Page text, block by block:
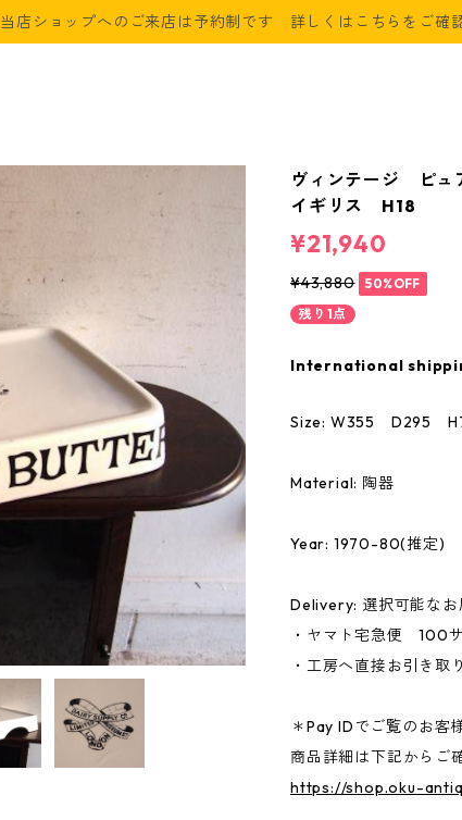
当店ショップへのご来店は予約制です 詳しくはこちらをご確
ヴィンテージ ピュ
イギリス H18
¥21,940
¥43,880
50%OFF
残り1点
International
Size: W355 D295
Material: 陶器
Year: 1970-80(推定)
Delivery: 選択可能なお
・ヤマト宅急便 100
・工房へ直接お引き取り
＊Pay IDでご覧のお客
商品詳細は下記からご
https://shop.oku-